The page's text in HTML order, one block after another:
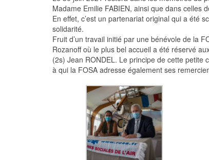
Madame Emilie FABIEN, ainsi que dans celles
En effet, c’est un partenariat original qui a été
solidarité.
Fruit d’un travail initié par une bénévole de la
Rozanoff où le plus bel accueil a été réservé
(2s) Jean RONDEL. Le principe de cette petite
à qui la FOSA adresse également ses